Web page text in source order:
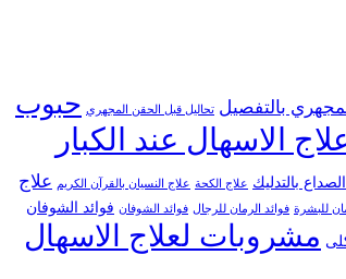
بالتفصيل تحاليل قبل الحقن المجهري حبوب
الاسهال عند الكبار
بالتدليك علاج الكحة علاج النسيان بالقرآن الكريم علاج
للبشرة فوائد الرمان للرجال فوائد الشوفان فوائد الشوفان
مشروبات لعلاج الاسهال